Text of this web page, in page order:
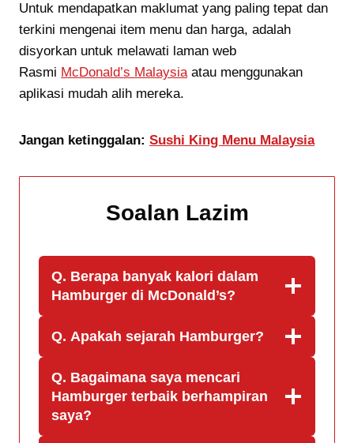
Untuk mendapatkan maklumat yang paling tepat dan
terkini mengenai item menu dan harga, adalah
disyorkan untuk melawati laman web
Rasmi McDonald’s Malaysiaatau menggunakan
aplikasi mudah alih mereka.
Jangan ketinggalan: Sushi King Menu Malaysia
Soalan Lazim
Q. Berapa banyak kalori dalam
Hamburger di McDonald’s?
Q. Apakah sejarah Hamburger?
Q. Bagaimana saya mencari
Hamburger terbaik berhampiran
saya?